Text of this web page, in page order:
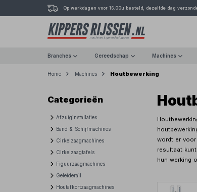
Op werkdagen voor 16.00u besteld, dezelfde dag
Branches Gereedschap Machines
Home Machines Houtbewerking
Categorieën
Afzuiginstallaties
Band & Schijfmachines
Cirkelzaagmachines
Cirkelzaagtafels
Figuurzaagmachines
Geleiderail
Houtafkortzaagmachines
wordt er
resultaat
hun werking